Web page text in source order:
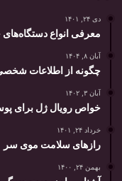
دی ۲۴, ۱۴۰۱
معرفی انواع دستگاه‌های
آبان ۸, ۱۴۰۴
چگونه از اطلاعات
آبان ۳, ۱۴۰۲
خواص رویال ژل برای
خرداد ۲۴, ۱۴۰۱
رازهای سلامت موی سر
بهمن ۲۴, ۱۴۰۰